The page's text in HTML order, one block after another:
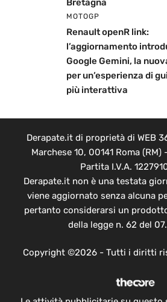
Bretagna
MOTOGP
Renault openR link:
l’aggiornamento
Google Gemini, la
per un’esperienza di
più interattiva
Derapate.it di proprietà di WEB
Marchese 10, 00141 Roma
Partita I.V.A.
Derapate.it non è una testata
viene aggiornato senza alcuna
pertanto considerarsi un
della legge n. 62 del
Copyright ©2026 - Tutti i diritti